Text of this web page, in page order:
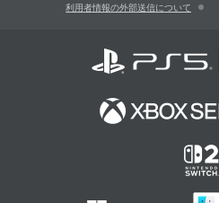
利用者情報の外部送信について